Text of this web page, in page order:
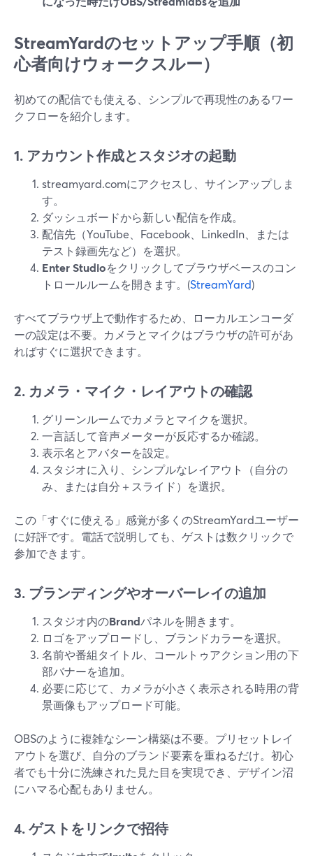
StreamYardのセットアップ手順（初
心者向けウォークスルー）
初めての配信でも使える、シンプルで再現性のあるワー
クフローを紹介します。
1. アカウント作成とスタジオの起動
streamyard.comにアクセスし、サインアップしま
す。
ダッシュボードから新しい配信を作成。
配信先（YouTube、Facebook、LinkedIn、または
テスト録画先など）を選択。
Enter Studioをクリックしてブラウザベースのコン
トロールルームを開きます。(StreamYard)
すべてブラウザ上で動作するため、ローカルエンコーダ
ーの設定は不要。カメラとマイクはブラウザの許可があ
ればすぐに選択できます。
2. カメラ・マイク・レイアウトの確認
グリーンルームでカメラとマイクを選択。
一言話して音声メーターが反応するか確認。
表示名とアバターを設定。
スタジオに入り、シンプルなレイアウト（自分の
み、または自分＋スライド）を選択。
この「すぐに使える」感覚が多くのStreamYardユーザー
に好評です。電話で説明しても、ゲストは数クリックで
参加できます。
3. ブランディングやオーバーレイの追加
スタジオ内のBrandパネルを開きます。
ロゴをアップロードし、ブランドカラーを選択。
名前や番組タイトル、コールトゥアクション用の下
部バナーを追加。
必要に応じて、カメラが小さく表示される時用の背
景画像もアップロード可能。
OBSのように複雑なシーン構築は不要。プリセットレイ
アウトを選び、自分のブランド要素を重ねるだけ。初心
者でも十分に洗練された見た目を実現でき、デザイン沼
にハマる心配もありません。
4. ゲストをリンクで招待